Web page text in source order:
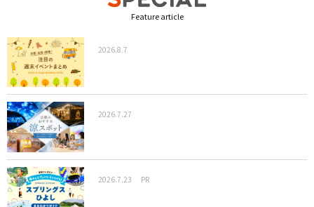
Feature article
2026.8.7
2026.7.27
2026.7.23 PR